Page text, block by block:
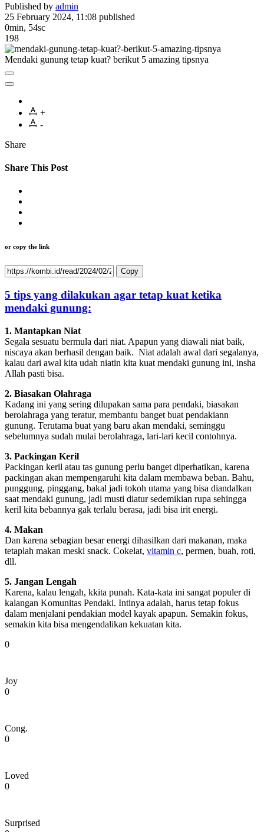
Published by admin
25 February 2024, 11:08 published
0min, 54sc
198
Mendaki gunung tetap kuat? berikut 5 amazing tipsnya
+
-
Share
Share This Post
or copy the link
Copy
5 tips yang dilakukan agar tetap kuat ketika
mendaki gunung:
1. Mantapkan Niat
Segala sesuatu bermula dari niat. Apapun yang diawali niat baik,
niscaya akan berhasil dengan baik. Niat adalah awal dari segalanya,
kalau dari awal kita udah niatin kita kuat mendaki gunung ini, insha
Allah pasti bisa.
2. Biasakan Olahraga
Kadang ini yang sering dilupakan sama para pendaki, biasakan
berolahraga yang teratur, membantu banget buat pendakiann
gunung. Terutama buat yang baru akan mendaki, seminggu
sebelumnya sudah mulai berolahraga, lari-lari kecil contohnya.
3. Packingan Keril
Packingan keril atau tas gunung perlu banget diperhatikan, karena
packingan akan mempengaruhi kita dalam membawa beban. Bahu,
punggung, pinggang, bakal jadi tokoh utama yang bisa diandalkan
saat mendaki gunung, jadi musti diatur sedemikian rupa sehingga
keril kita bebannya gak terlalu berasa, jadi bisa irit energi.
4. Makan
Dan karena sebagian besar energi dihasilkan dari makanan, maka
tetaplah makan meski snack. Cokelat, vitamin c, permen, buah, roti,
dll.
5. Jangan Lengah
Karena, kalau lengah, kkita punah. Kata-kata ini sangat populer di
kalangan Komunitas Pendaki. Intinya adalah, harus tetap fokus
dalam menjalani pendakian model kayak apapun. Semakin fokus,
semakin kita bisa mengendalikan kekuatan kita.
0
Joy
0
Cong.
0
Loved
0
Surprised